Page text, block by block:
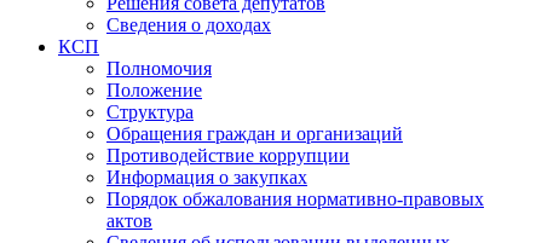
Сведения о доходах
КСП
Полномочия
Положение
Структура
Обращения граждан и организаций
Противодействие коррупции
Информация о закупках
Порядок обжалования нормативно-правовых
актов